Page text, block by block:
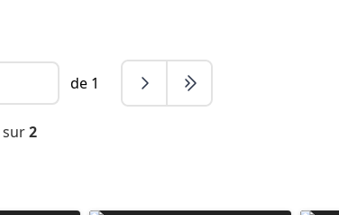
de 1
sur2